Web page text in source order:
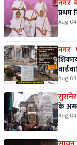
नगर
प्रथम
Aug
Aug
के
Aug